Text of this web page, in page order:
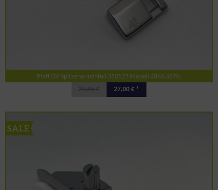
Pfaff OV Spitzenannähfuß 350527 Modell 4860,4870,
27,00 € *